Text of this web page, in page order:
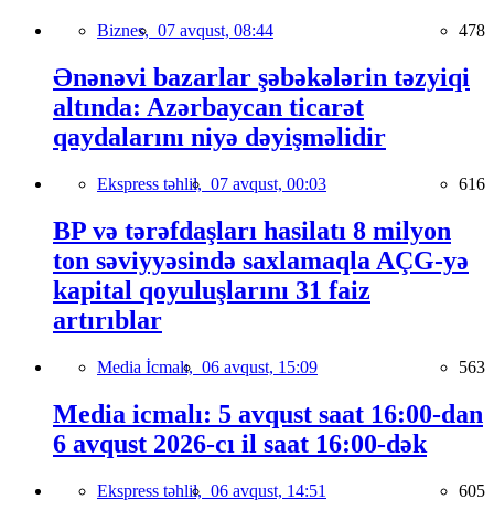
Biznes, 07 avqust, 08:44 478
Ənənəvi bazarlar şəbəkələrin təzyiqi
altında: Azərbaycan ticarət
qaydalarını niyə dəyişməlidir
Ekspress təhlil, 07 avqust, 00:03 616
BP və tərəfdaşları hasilatı 8 milyon
ton səviyyəsində saxlamaqla AÇG-yə
kapital qoyuluşlarını 31 faiz
artırıblar
Media İcmalı, 06 avqust, 15:09 563
Media icmalı: 5 avqust saat 16:00-dan
6 avqust 2026-cı il saat 16:00-dək
Ekspress təhlil, 06 avqust, 14:51 605